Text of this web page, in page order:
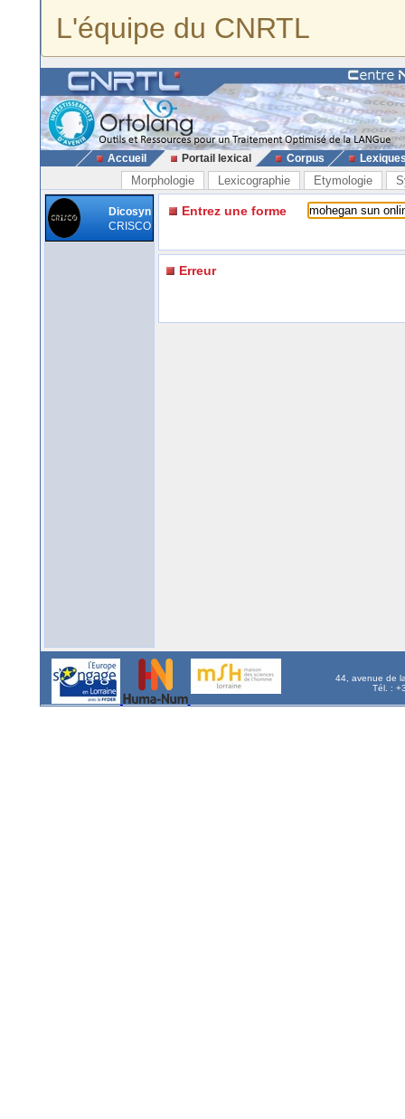
L'équipe du CNRTL
Accueil Portail lexical Corpus
Morphologie Lexicographie Etymologie
Dicosyn
CRISCO
Entrez une forme
Erreur
44, avenue de
Tél. :